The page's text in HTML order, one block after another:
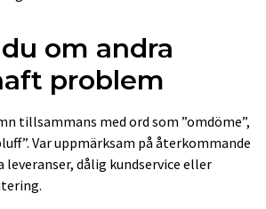
om andra
problem
tillsammans med ord som ”omdöme”,
Var uppmärksam på återkommande
leveranser, dålig kundservice eller